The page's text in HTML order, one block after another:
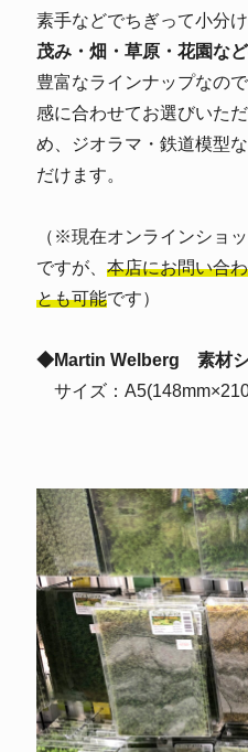
素手などでちぎって小分け
茂み・畑・草原・花園な
豊富なラインナップなの
感に合わせてお選びいた
め、ジオラマ・鉄道模型
だけます。
（※現在オンラインショ
ですが、 本店にお問い合
とも可能です）
◆Martin Welberg 素材
サイズ：